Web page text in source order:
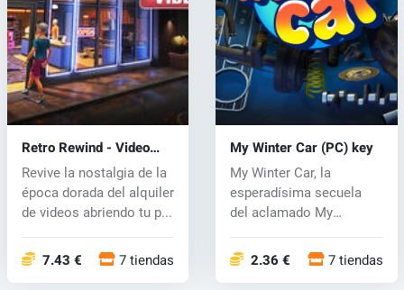
Retro Rewind - Video
Store Simulator (PC) key
Revive la nostalgia de la
época dorada del alquiler
de videos abriendo tu p...
7.43 € 7 tiendas
My Winter Car (PC) key
My Winter Car, la
esperadísima secuela
del aclamado My
2.36 € 7 tiendas